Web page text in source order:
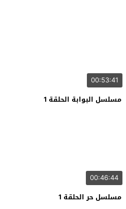
00:53:41
مسلسل البوابة الحلقة 1
00:46:44
مسلسل حر الحلقة 1